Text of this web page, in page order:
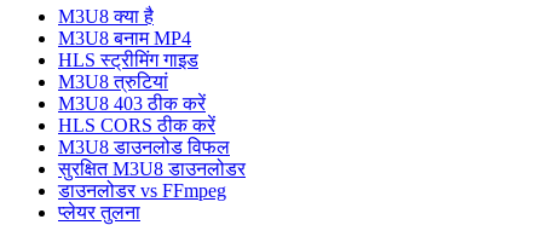
M3U8 क्या है
M3U8 बनाम MP4
HLS स्ट्रीमिंग गाइड
M3U8 त्रुटियां
M3U8 403 ठीक करें
HLS CORS ठीक करें
M3U8 डाउनलोड विफल
सुरक्षित M3U8 डाउनलोडर
डाउनलोडर vs FFmpeg
प्लेयर तुलना